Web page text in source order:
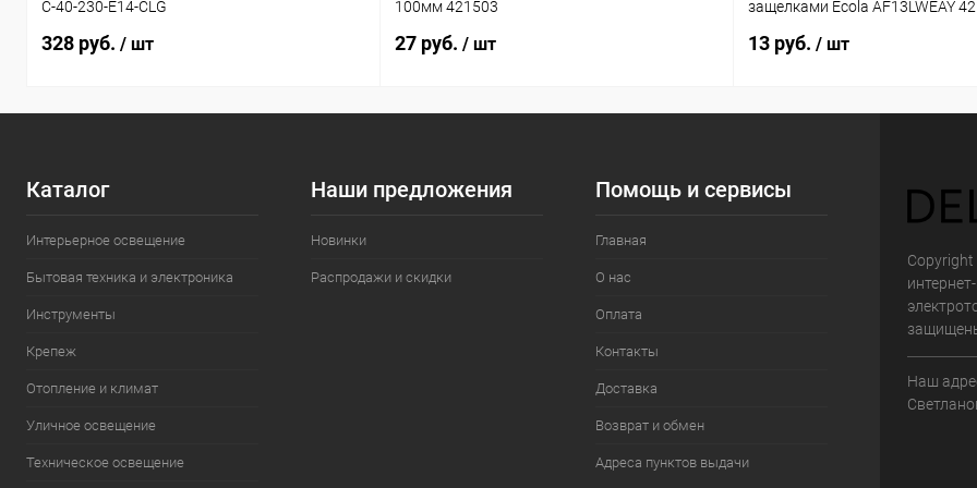
C-40-230-E14-CLG
328 руб. / шт
100мм 421503
27 руб. / шт
защелками Ecola AF13LWEAY
13 руб. / шт
Каталог
Интерьерное освещение
Бытовая техника и электроника
Инструменты
Крепеж
Отопление и климат
Уличное освещение
Техническое освещение
Наши предложения
Новинки
Распродажи и скидки
Помощь и сервисы
Главная
О нас
Оплата
Контакты
Доставка
Возврат и обмен
Адреса пунктов выдачи
Наш